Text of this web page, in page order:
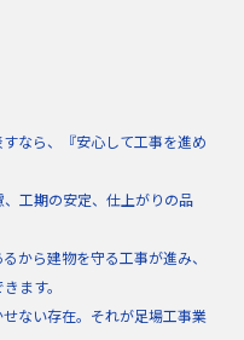
なら、『安心して工事を進め
工期の安定、仕上がりの品
から建物を守る工事が進み、
ます。
ない存在。それが足場工事業